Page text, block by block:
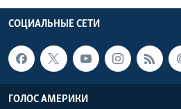
СОЦИАЛЬНЫЕ СЕТИ
ГОЛОС АМЕРИКИ